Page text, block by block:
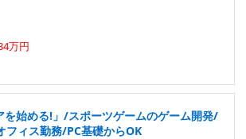
万円
を始める!」/スポーツゲームのゲーム開発/
フィス勤務/PC基礎からOK